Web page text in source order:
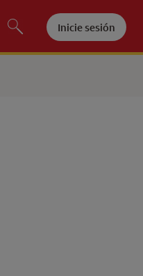
Inicie sesión